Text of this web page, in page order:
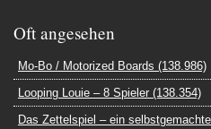
Oft angesehen
Mo-Bo / Motorized Boards (138.986)
Looping Louie – 8 Spieler (138.354)
Das Zettelspiel – ein